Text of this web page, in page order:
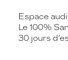
Espace
Le 100%
30 jours